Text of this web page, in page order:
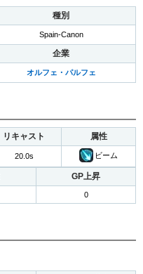
種別
Spain-Canon
企業
オルフェ・パルフェ
リキャスト 属性
20.0s ビーム
GP上昇
0